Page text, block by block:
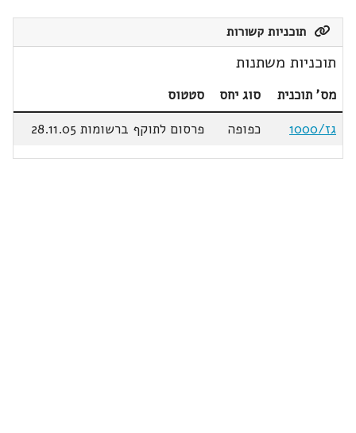
תוכניות קשורות
תוכניות משתנות
מס' תוכנית סוג יחס
סטטוס
גז/1000
כפופה פרסום לתוקף ברשומות 28.11.05